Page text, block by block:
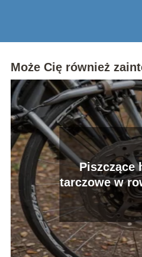
Może Cię również
Piszczące
tarczowe w
rozwiązać